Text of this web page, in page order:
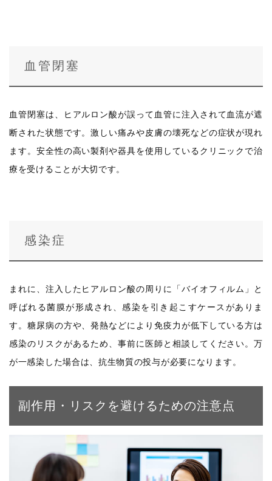
血管閉塞
血管閉塞は、ヒアルロン酸が誤って血管に注入されて血流が遮
断された状態です。激しい痛みや皮膚の壊死などの症状が現れ
ます。安全性の高い製剤や器具を使用しているクリニックで治
療を受けることが大切です。
感染症
まれに、注入したヒアルロン酸の周りに「バイオフィルム」と
呼ばれる菌膜が形成され、感染を引き起こすケースがありま
す。糖尿病の方や、発熱などにより免疫力が低下している方は
感染のリスクがあるため、事前に医師と相談してください。万
が一感染した場合は、抗生物質の投与が必要になります。
副作用・リスクを避けるための注意点